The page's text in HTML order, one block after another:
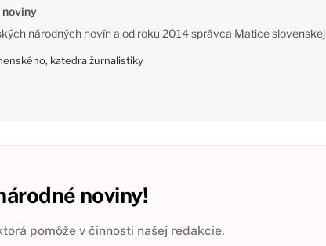
noviny
národných novín a od roku 2014 správca Matice slovenskej
katedra žurnalistiky
noviny!
pomôže v činnosti našej redakcie.